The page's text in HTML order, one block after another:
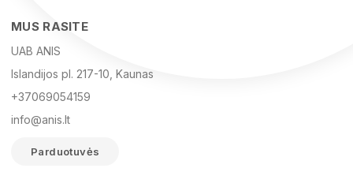
MUS RASITE
UAB ANIS
Islandijos pl. 217-10, Kaunas
+37069054159
info@anis.lt
Parduotuvės